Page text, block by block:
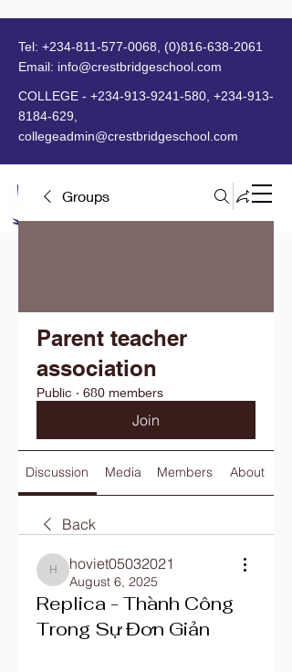
MENU
Tel: +234-811-577-0068
(0)816-638-2061
Email: info@crestbridgeschool.com
COLLEGE - +234-913-9241-580 +234-913-
8184-629
collegeadmin@crestbridgeschool.com
Groups
Parent teacher
association
Public · 680 members
Join
Discussion Media Members About
Back
hoviet05032021
hoviet05032021
August 6, 2025
Replica - Thành Công
Trong Sự Đơn Giản